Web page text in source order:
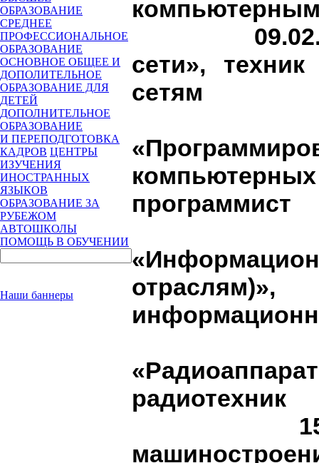
ОБРАЗОВАНИЕ
СРЕДНЕЕ
ПРОФЕССИОНАЛЬНОЕ
ОБРАЗОВАНИЕ
ОСНОВНОЕ ОБЩЕЕ И
ДОПОЛИТЕЛЬНОЕ
ОБРАЗОВАНИЕ ДЛЯ
ДЕТЕЙ
ДОПОЛНИТЕЛЬНОЕ
ОБРАЗОВАНИЕ
И ПЕРЕПОДГОТОВКА
КАДРОВ ЦЕНТРЫ
ИЗУЧЕНИЯ
ИНОСТРАННЫХ
ЯЗЫКОВ
ОБРАЗОВАНИЕ ЗА
РУБЕЖОМ
АВТОШКОЛЫ
ПОМОЩЬ В ОБУЧЕНИИ
Наши баннеры
09.02.02
сети»,
сетям
компьютерных
программист
радиотехник
15.02.08